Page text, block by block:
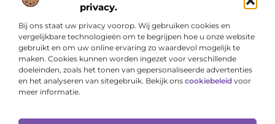
privacy.
Bij ons staat uw privacy voorop. Wij gebruiken cookies en
vergelijkbare technologieën om te begrijpen hoe u onze website
gebruikt en om uw online ervaring zo waardevol mogelijk te
maken. Cookies kunnen worden ingezet voor verschillende
doeleinden, zoals het tonen van gepersonaliseerde advertenties
en het analyseren van sitegebruik. Bekijk ons cookiebeleid voor
meer informatie.
Onze informatie